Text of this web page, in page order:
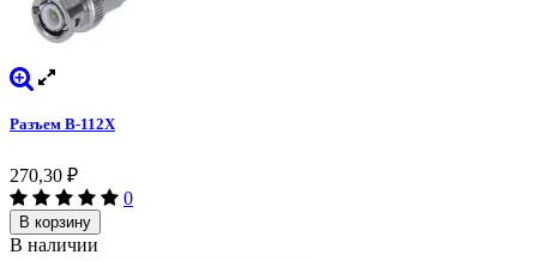
Разъем B-112X
270,30 ₽
0
В корзину
В наличии